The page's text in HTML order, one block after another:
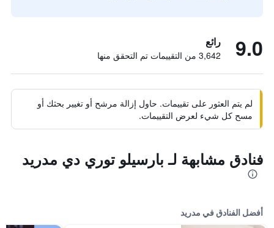
9.0 رائع
3,642 من التقييمات تم التحقق منها
لم يتم العثور على تقييمات. حاول إزالة مرشح أو تغيير بحثك أو
مسح كل شيء لعرض التقييمات.
فنادق مشابهة لـ بارسيلو توري دي مدريد
أفضل الفنادق في مدريد